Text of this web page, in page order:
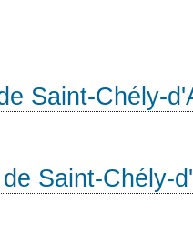
Saint-Chély-
Saint-Chély-